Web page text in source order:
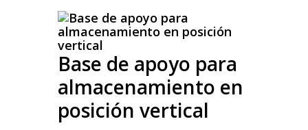
Base de apoyo para
almacenamiento en
posición vertical